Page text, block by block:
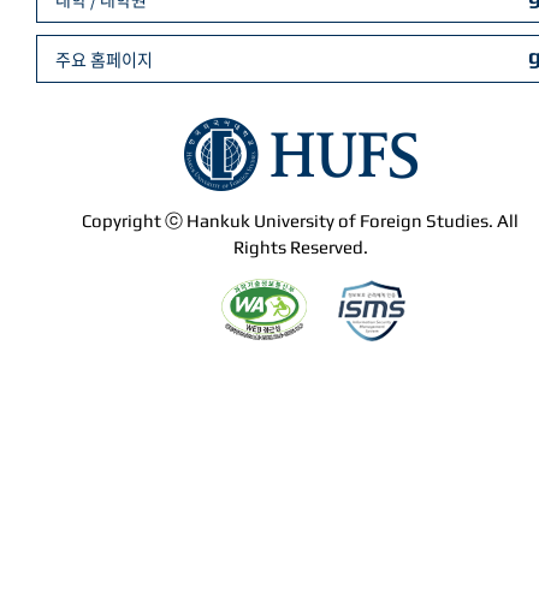
Copyright ⓒ Hankuk University of Foreign Studies. All
Rights Reserved.
주요 홈페이지